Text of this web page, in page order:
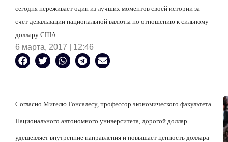
сегодня переживает один из лучших моментов своей истории за
счет девальвации национальной валюты по отношению к сильному
доллару США.
6 марта, 2017 | 12:46
Согласно Мигелю Гонсалесу, профессор экономического факультета
Национального автономного университета, дорогой доллар
удешевляет внутренние направления и повышает ценность доллара